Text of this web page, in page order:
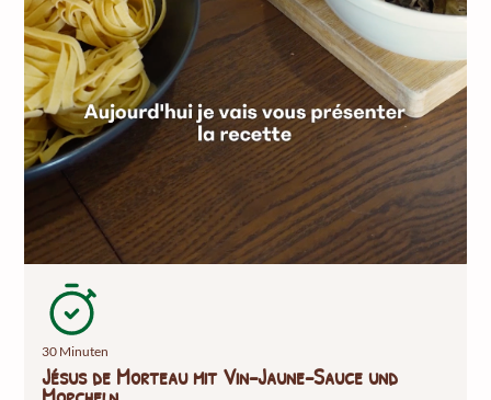
30 Minuten
Jésus de Morteau mit Vin-Jaune-Sauce und